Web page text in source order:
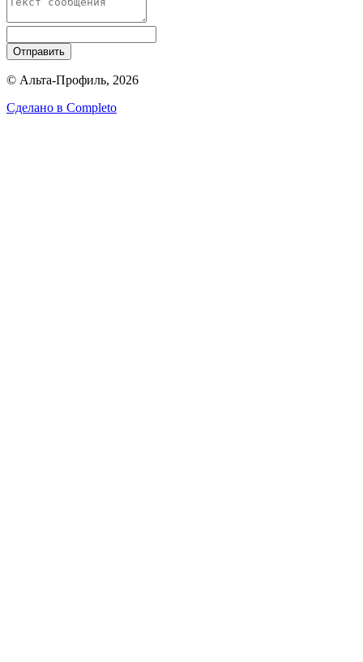
Отправить
© Альта-Профиль, 2026
Сделано в Completo